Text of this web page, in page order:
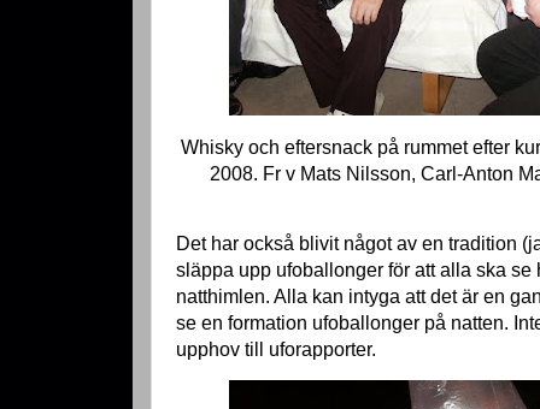
Whisky och eftersnack på rummet efter
2008. Fr v Mats Nilsson, Carl-Anton
Det har också blivit något av en tradition
släppa upp ufoballonger för att alla ska se
natthimlen. Alla kan intyga att det är en
se en formation ufoballonger på natten.
upphov till uforapporter.